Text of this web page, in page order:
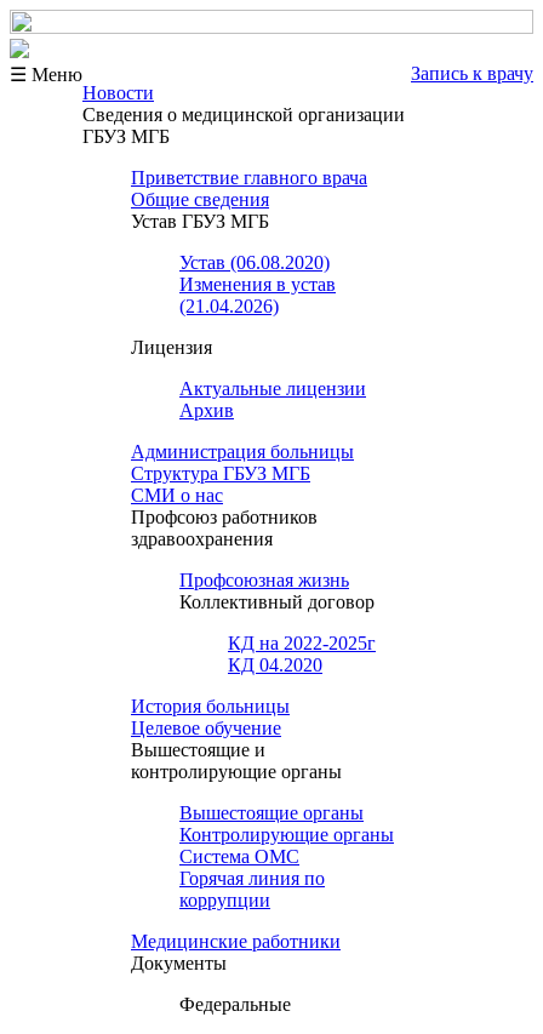
☰ Меню
Запись к врачу
Новости
Сведения о медицинской организации
ГБУЗ МГБ
Приветствие главного врача
Общие сведения
Устав ГБУЗ МГБ
Устав (06.08.2020)
Изменения в устав
(21.04.2026)
Лицензия
Актуальные лицензии
Архив
Администрация больницы
Структура ГБУЗ МГБ
СМИ о нас
Профсоюз работников
здравоохранения
Профсоюзная жизнь
Коллективный договор
КД на 2022-2025г
КД 04.2020
История больницы
Целевое обучение
Вышестоящие и
контролирующие органы
Вышестоящие органы
Контролирующие органы
Система ОМС
Горячая линия по
коррупции
Медицинские работники
Документы
Федеральные